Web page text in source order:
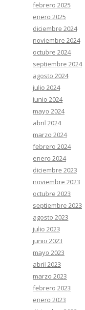
febrero 2025
enero 2025
diciembre 2024
noviembre 2024
octubre 2024
septiembre 2024
agosto 2024
julio 2024
junio 2024
mayo 2024
abril 2024
marzo 2024
febrero 2024
enero 2024
diciembre 2023
noviembre 2023
octubre 2023
septiembre 2023
agosto 2023
julio 2023
junio 2023
mayo 2023
abril 2023
marzo 2023
febrero 2023
enero 2023